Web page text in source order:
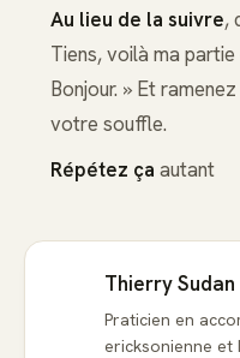
Au lieu de la suivre,
Tiens, voilà ma
Bonjour. » Et
votre souffle.
Répétez ça autant
Thierry Sudan
Praticien en
ericksonienne et